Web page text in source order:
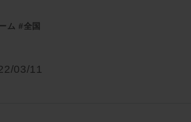
ム #全国
03/11